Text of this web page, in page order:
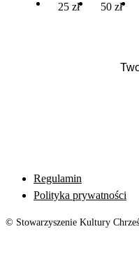
25 zł 50 zł
Regulamin
Polityka prywatności
© Stowarzyszenie Kultury